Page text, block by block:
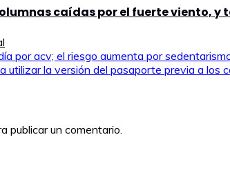
caídas por el fuerte viento,
por acv; el riesgo aumenta por
utilizar la versión del pasaporte previa a los
publicar un comentario.